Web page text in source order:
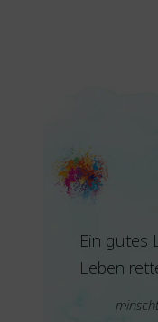
Ein gutes
Leben